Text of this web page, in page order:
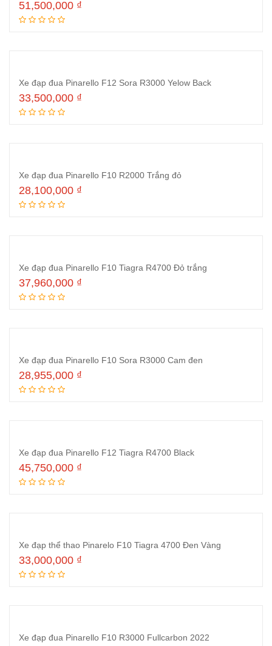
51,500,000 ₫
Xe đạp đua Pinarello F12 Sora R3000 Yelow Back
33,500,000 ₫
Xe đạp đua Pinarello F10 R2000 Trắng đỏ
28,100,000 ₫
Xe đạp đua Pinarello F10 Tiagra R4700 Đỏ trắng
37,960,000 ₫
Xe đạp đua Pinarello F10 Sora R3000 Cam đen
28,955,000 ₫
Xe đạp đua Pinarello F12 Tiagra R4700 Black
45,750,000 ₫
Xe đạp thể thao Pinarelo F10 Tiagra 4700 Đen Vàng
33,000,000 ₫
Xe đạp đua Pinarello F10 R3000 Fullcarbon 2022